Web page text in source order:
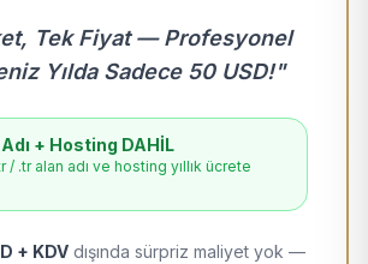
Tek Fiyat — Profesyonel
Yılda Sadece 50 USD!"
+ Hosting DAHİL
/ .tr alan adı ve hosting yıllık ücrete
+ KDV dışında sürpriz maliyet yok —